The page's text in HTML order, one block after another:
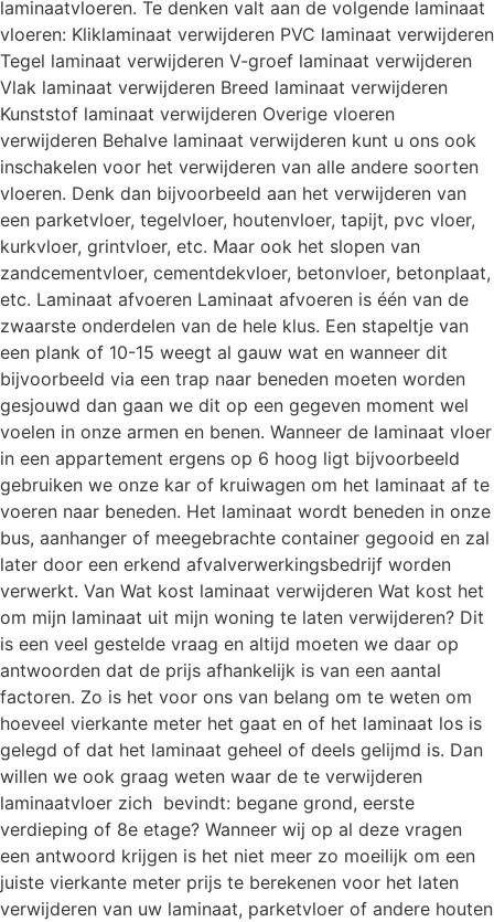
laminaatvloeren. Te denken valt aan de volgende laminaat
vloeren: Kliklaminaat verwijderen PVC laminaat verwijderen
Tegel laminaat verwijderen V-groef laminaat verwijderen
Vlak laminaat verwijderen Breed laminaat verwijderen
Kunststof laminaat verwijderen Overige vloeren
verwijderen Behalve laminaat verwijderen kunt u ons ook
inschakelen voor het verwijderen van alle andere soorten
vloeren. Denk dan bijvoorbeeld aan het verwijderen van
een parketvloer, tegelvloer, houtenvloer, tapijt, pvc vloer,
kurkvloer, grintvloer, etc. Maar ook het slopen van
zandcementvloer, cementdekvloer, betonvloer, betonplaat,
etc. Laminaat afvoeren Laminaat afvoeren is één van de
zwaarste onderdelen van de hele klus. Een stapeltje van
een plank of 10-15 weegt al gauw wat en wanneer dit
bijvoorbeeld via een trap naar beneden moeten worden
gesjouwd dan gaan we dit op een gegeven moment wel
voelen in onze armen en benen. Wanneer de laminaat vloer
in een appartement ergens op 6 hoog ligt bijvoorbeeld
gebruiken we onze kar of kruiwagen om het laminaat af te
voeren naar beneden. Het laminaat wordt beneden in onze
bus, aanhanger of meegebrachte container gegooid en zal
later door een erkend afvalverwerkingsbedrijf worden
verwerkt. Van Wat kost laminaat verwijderen Wat kost het
om mijn laminaat uit mijn woning te laten verwijderen? Dit
is een veel gestelde vraag en altijd moeten we daar op
antwoorden dat de prijs afhankelijk is van een aantal
factoren. Zo is het voor ons van belang om te weten om
hoeveel vierkante meter het gaat en of het laminaat los is
gelegd of dat het laminaat geheel of deels gelijmd is. Dan
willen we ook graag weten waar de te verwijderen
laminaatvloer zich bevindt: begane grond, eerste
verdieping of 8e etage? Wanneer wij op al deze vragen
een antwoord krijgen is het niet meer zo moeilijk om een
juiste vierkante meter prijs te berekenen voor het laten
verwijderen van uw laminaat, parketvloer of andere houten